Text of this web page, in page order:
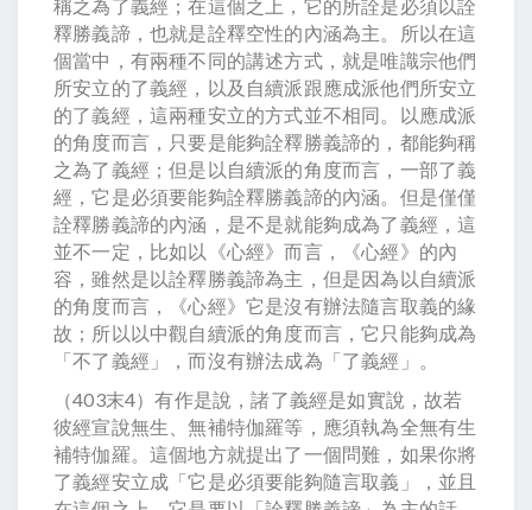
稱之為了義經；在這個之上，它的所詮是必須以詮
釋勝義諦，也就是詮釋空性的內涵為主。所以在這
個當中，有兩種不同的講述方式，就是唯識宗他們
所安立的了義經，以及自續派跟應成派他們所安立
的了義經，這兩種安立的方式並不相同。以應成派
的角度而言，只要是能夠詮釋勝義諦的，都能夠稱
之為了義經；但是以自續派的角度而言，一部了義
經，它是必須要能夠詮釋勝義諦的內涵。但是僅僅
詮釋勝義諦的內涵，是不是就能夠成為了義經，這
並不一定，比如以《心經》而言，《心經》的內
容，雖然是以詮釋勝義諦為主，但是因為以自續派
的角度而言，《心經》它是沒有辦法隨言取義的緣
故；所以以中觀自續派的角度而言，它只能夠成為
「不了義經」，而沒有辦法成為「了義經」。
（403末4）有作是說，諸了義經是如實說，故若
彼經宣說無生、無補特伽羅等，應須執為全無有生
補特伽羅。這個地方就提出了一個問難，如果你將
了義經安立成「它是必須要能夠隨言取義」，並且